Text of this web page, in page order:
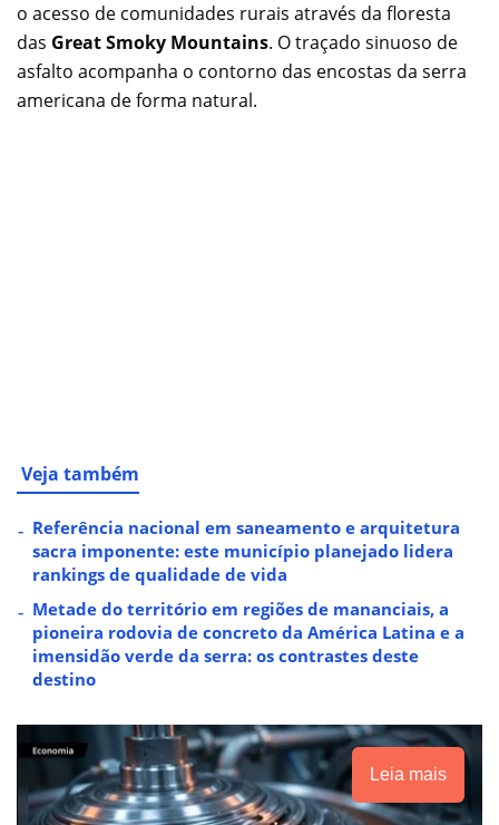
o acesso de comunidades rurais através da floresta
das Great Smoky Mountains. O traçado sinuoso de
asfalto acompanha o contorno das encostas da serra
americana de forma natural.
Veja também
Referência nacional em saneamento e arquitetura
sacra imponente: este município planejado lidera
rankings de qualidade de vida
Metade do território em regiões de mananciais, a
pioneira rodovia de concreto da América Latina e a
imensidão verde da serra: os contrastes deste
destino
Leia mais